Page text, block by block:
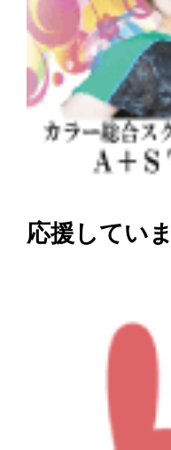
応援してい